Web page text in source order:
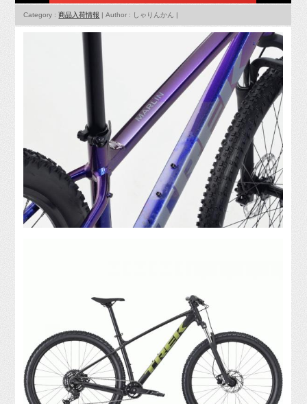
Category : 商品入荷情報 | Author : しゃりんかん |